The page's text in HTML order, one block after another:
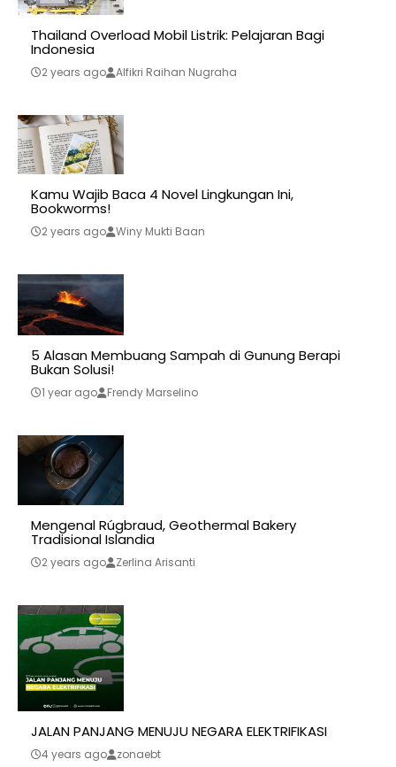
Thailand Overload Mobil Listrik: Pelajaran Bagi
Indonesia
2 years ago Alfikri Raihan Nugraha
Kamu Wajib Baca 4 Novel Lingkungan Ini,
Bookworms!
2 years ago Winy Mukti Baan
5 Alasan Membuang Sampah di Gunung Berapi
Bukan Solusi!
1 year ago Frendy Marselino
Mengenal Rúgbraud, Geothermal Bakery
Tradisional Islandia
2 years ago Zerlina Arisanti
JALAN PANJANG MENUJU NEGARA ELEKTRIFIKASI
4 years ago zonaebt